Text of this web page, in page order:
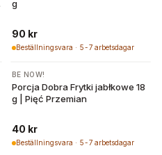
g
90 kr
Beställningsvara · 5-7 arbetsdagar
BE NOW!
Porcja Dobra Frytki jabłkowe 18
g | Pięć Przemian
40 kr
Beställningsvara · 5-7 arbetsdagar